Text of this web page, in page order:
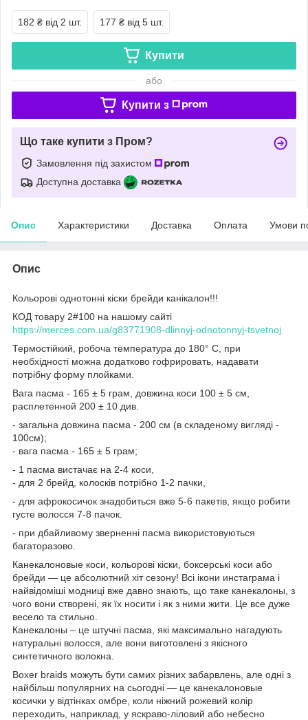
182 ₴ від 2 шт. 177 ₴ від 5 шт.
Купити
або
Купити з
Що таке купити з Пром?
Замовлення під захистом
Доступна доставка
Опис Характеристики Доставка Оплата Умови
Опис
Кольорові однотонні кіски брейди канікалон!!!
КОД товару 2#100 на нашому сайті
https://merces.com.ua/g83771908-dlinnyj-odnotonnyj-tsvetnoj
Термостійкий, робоча температура до 180° С, при
необхідності можна додатково гофрировать, надавати
потрібну форму плойками.
Вага пасма - 165 ± 5 грам, довжина коси 100 ± 5 см,
расплетенной 200 ± 10 див.
- загальна довжина пасма - 200 см (в складеному вигляді -
100см);
- вага пасма - 165 ± 5 грам;
- 1 пасма вистачає на 2-4 коси,
- для 2 брейд, колосків потрібно 1-2 пачки,
- для афрокосичок знадобиться вже 5-6 пакетів, якщо робити
густе волосся 7-8 пачок.
- при дбайливому зверненні пасма використовуються
багаторазово.
Канекалоновые коси, кольорові кіски, боксерські коси або
брейди — це абсолютний хіт сезону! Всі ікони инстаграма і
найвідоміші модниці вже давно знають, що таке канекалоны, з
чого вони створені, як їх носити і як з ними жити. Це все дуже
весело та стильно.
Канекалоны – це штучні пасма, які максимально нагадують
натуральні волосся, але вони виготовлені з якісного
синтетичного волокна.
Boxer braids можуть бути самих різних забарвлень, але одні з
найбільш популярних на сьогодні — це канекалоновые
косички у відтінках омбре, коли ніжний рожевий колір
переходить, наприклад, у яскраво-ліловий або небесно